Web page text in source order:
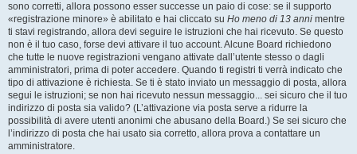
sono corretti, allora possono esser successe un paio di cose: se il supporto
«registrazione minore» è abilitato e hai cliccato su Ho meno di 13 anni mentre
ti stavi registrando, allora devi seguire le istruzioni che hai ricevuto. Se questo
non è il tuo caso, forse devi attivare il tuo account. Alcune Board richiedono
che tutte le nuove registrazioni vengano attivate dall’utente stesso o dagli
amministratori, prima di poter accedere. Quando ti registri ti verrà indicato che
tipo di attivazione è richiesta. Se ti è stato inviato un messaggio di posta, allora
segui le istruzioni; se non hai ricevuto nessun messaggio... sei sicuro che il tuo
indirizzo di posta sia valido? (L’attivazione via posta serve a ridurre la
possibilità di avere utenti anonimi che abusano della Board.) Se sei sicuro che
l’indirizzo di posta che hai usato sia corretto, allora prova a contattare un
amministratore.